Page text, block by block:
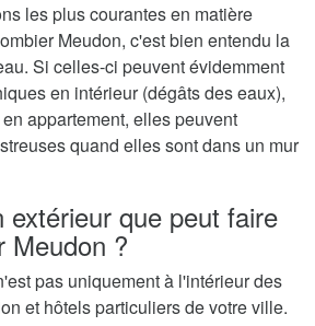
les plus courantes en matière
Meudon, c'est bien entendu la
Si celles-ci peuvent évidemment
en intérieur (dégâts des eaux),
appartement, elles peuvent
quand elles sont dans un mur
extérieur que peut faire
Meudon ?
pas uniquement à l'intérieur des
et hôtels particuliers de votre ville.